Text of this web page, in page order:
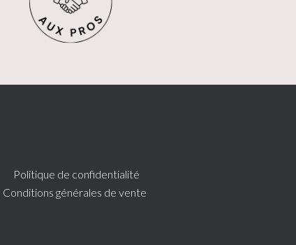
Politique de confidentialité
Conditions générales de vente